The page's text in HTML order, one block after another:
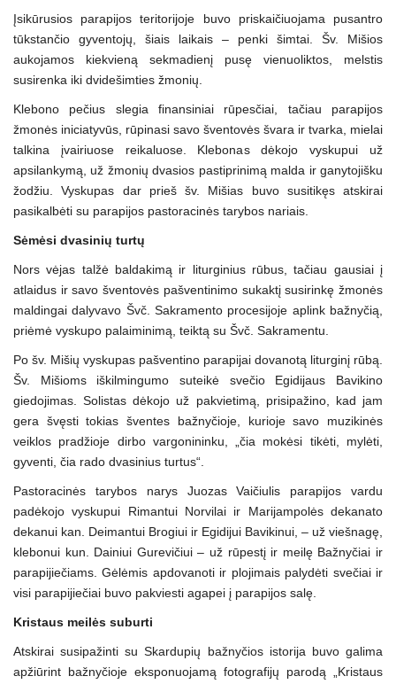
Įsikūrusios parapijos teritorijoje buvo priskaičiuojama pusantro
tūkstančio gyventojų, šiais laikais – penki šimtai. Šv. Mišios
aukojamos kiekvieną sekmadienį pusę vienuoliktos, melstis
susirenka iki dvidešimties žmonių.
Klebono pečius slegia finansiniai rūpesčiai, tačiau parapijos
žmonės iniciatyvūs, rūpinasi savo šventovės švara ir tvarka, mielai
talkina įvairiuose reikaluose. Klebonas dėkojo vyskupui už
apsilankymą, už žmonių dvasios pastiprinimą malda ir ganytojišku
žodžiu. Vyskupas dar prieš šv. Mišias buvo susitikęs atskirai
pasikalbėti su parapijos pastoracinės tarybos nariais.
Sėmėsi dvasinių turtų
Nors vėjas talžė baldakimą ir liturginius rūbus, tačiau gausiai į
atlaidus ir savo šventovės pašventinimo sukaktį susirinkę žmonės
maldingai dalyvavo Švč. Sakramento procesijoje aplink bažnyčią,
priėmė vyskupo palaiminimą, teiktą su Švč. Sakramentu.
Po šv. Mišių vyskupas pašventino parapijai dovanotą liturginį rūbą.
Šv. Mišioms iškilmingumo suteikė svečio Egidijaus Bavikino
giedojimas. Solistas dėkojo už pakvietimą, prisipažino, kad jam
gera švęsti tokias šventes bažnyčioje, kurioje savo muzikinės
veiklos pradžioje dirbo vargonininku, „čia mokėsi tikėti, mylėti,
gyventi, čia rado dvasinius turtus“.
Pastoracinės tarybos narys Juozas Vaičiulis parapijos vardu
padėkojo vyskupui Rimantui Norvilai ir Marijampolės dekanato
dekanui kan. Deimantui Brogiui ir Egidijui Bavikinui, – už viešnagę,
klebonui kun. Dainiui Gurevičiui – už rūpestį ir meilę Bažnyčiai ir
parapijiečiams. Gėlėmis apdovanoti ir plojimais palydėti svečiai ir
visi parapijiečiai buvo pakviesti agapei į parapijos salę.
Kristaus meilės suburti
Atskirai susipažinti su Skardupių bažnyčios istorija buvo galima
apžiūrint bažnyčioje eksponuojamą fotografijų parodą „Kristaus